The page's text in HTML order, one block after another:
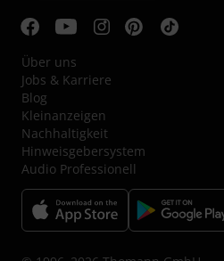
Über uns
Jobs & Karriere
Blog
Kleinanzeigen
Nachhaltigkeit
Hinweisgebersystem
Audio Professionell